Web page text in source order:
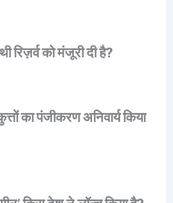
रिज़र्व को मंजूरी दी है?
का पंजीकरण अनिवार्य किया